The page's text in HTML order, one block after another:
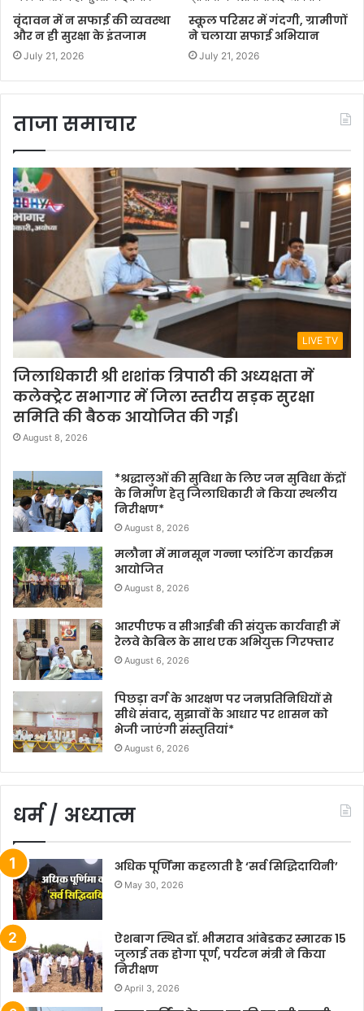
वृंदावन में न सफाई की व्यवस्था
और न ही सुरक्षा के इंतजाम
July 21, 2026
स्कूल परिसर में गंदगी, ग्रामीणों
ने चलाया सफाई अभियान
July 21, 2026
ताजा समाचार
LIVE TV
जिलाधिकारी श्री शशांक त्रिपाठी की अध्यक्षता में
कलेक्ट्रेट सभागार में जिला स्तरीय सड़क सुरक्षा
समिति की बैठक आयोजित की गई।
August 8, 2026
*श्रद्धालुओं की सुविधा के लिए जन सुविधा केंद्रों
के निर्माण हेतु जिलाधिकारी ने किया स्थलीय
निरीक्षण*
August 8, 2026
मलौना में मानसून गन्ना प्लांटिंग कार्यक्रम
आयोजित
August 8, 2026
आरपीएफ व सीआईबी की संयुक्त कार्यवाही में
रेलवे केबिल के साथ एक अभियुक्त गिरफ्तार
August 6, 2026
पिछड़ा वर्ग के आरक्षण पर जनप्रतिनिधियों से
सीधे संवाद, सुझावों के आधार पर शासन को
भेजी जाएंगी संस्तुतियां*
August 6, 2026
धर्म / अध्यात्म
अधिक पूर्णिमा कहलाती है ‘सर्व सिद्धिदायिनी’
May 30, 2026
ऐशबाग स्थित डॉ. भीमराव आंबेडकर स्मारक 15
जुलाई तक होगा पूर्ण, पर्यटन मंत्री ने किया
निरीक्षण
April 3, 2026